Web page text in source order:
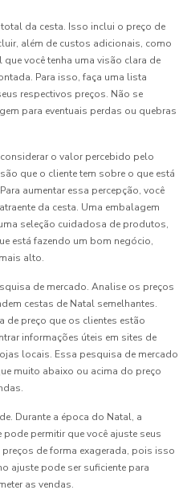
da cesta. Isso inclui o preço de
além de custos adicionais, como
você tenha uma visão clara de
Para isso, faça uma lista
respectivos preços. Não se
para eventuais perdas ou quebras
o valor percebido pelo
que o cliente tem sobre o que está
aumentar essa percepção, você
da cesta. Uma embalagem
seleção cuidadosa de produtos,
está fazendo um bom negócio,
alto.
de mercado. Analise os preços
cestas de Natal semelhantes.
de preço que os clientes estão
informações úteis em sites de
locais. Essa pesquisa de mercado
muito abaixo ou acima do preço
Durante a época do Natal, a
permitir que você ajuste seus
de forma exagerada, pois isso
ajuste pode ser suficiente para
as vendas.